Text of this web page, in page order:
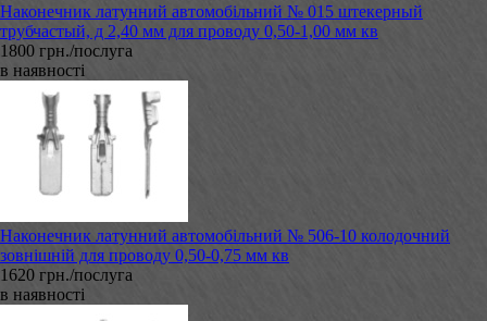
Наконечник латунний автомобільний № 015 штекерный
трубчастый, д 2,40 мм для проводу 0,50-1,00 мм кв
1800 грн./послуга
в наявності
Наконечник латунний автомобільний № 506-10 колодочний
зовнішній для проводу 0,50-0,75 мм кв
1620 грн./послуга
в наявності